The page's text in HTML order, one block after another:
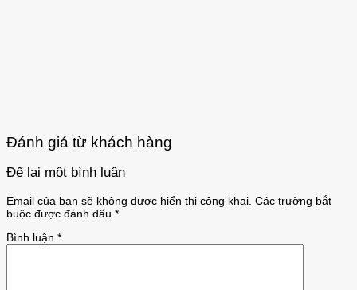
Đánh giá từ khách hàng
Để lại một bình luận
Email của bạn sẽ không được hiển thị công khai. Các trường bắt
buộc được đánh dấu *
Bình luận *